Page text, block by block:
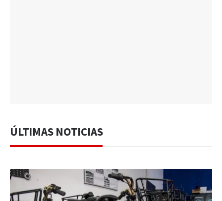
ÚLTIMAS NOTICIAS